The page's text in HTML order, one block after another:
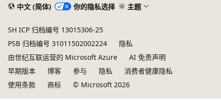
中文 (简体) 你的隐私选择 主题
SH ICP 归档编号 13015306-25
PSB 归档编号 31011502002224
隐私
由世纪互联运营的 Microsoft Azure
AI 免责声明
早期版本
博客 参与 隐私
消费者健康隐私
使用条款
商标 © Microsoft 2026